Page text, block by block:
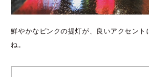
鮮やかなピンクの提灯が、良いアクセント
ね。